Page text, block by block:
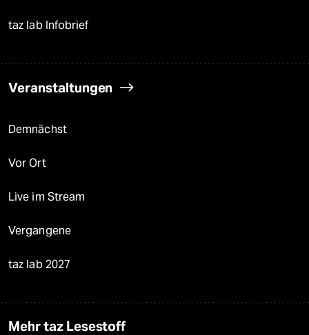
taz lab Infobrief
Veranstaltungen
Demnächst
Vor Ort
Live im Stream
Vergangene
taz lab 2027
Mehr taz Lesestoff